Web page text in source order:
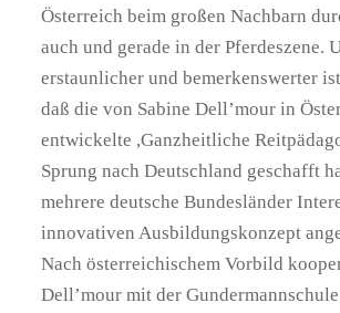
Österreich beim großen Nachbarn
auch und gerade in der Pferdeszene.
erstaunlicher und bemerkenswerter
daß die von Sabine Dell’mour in
entwickelte ,Ganzheitliche
Sprung nach Deutschland geschafft
mehrere deutsche Bundesländer
innovativen Ausbildungskonzept
Nach österreichischem Vorbild
Dell’mour mit der